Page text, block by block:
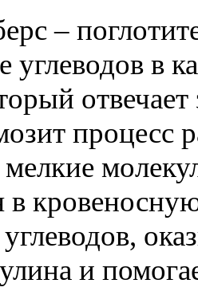
–
углеводов в
процесс
в
и